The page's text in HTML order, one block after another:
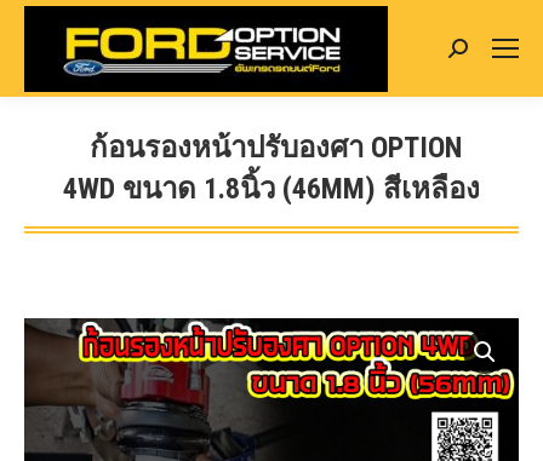
Search:
ก้อนรองหน้าปรับองศา OPTION
4WD ขนาด 1.8นิ้ว (46MM) สีเหลือง
You are here: